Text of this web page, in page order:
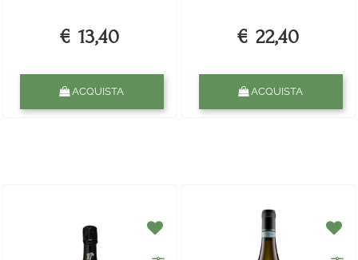
€ 13,40
ACQUISTA
€ 22,40
ACQUISTA